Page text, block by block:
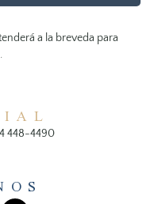
a la breveda para
448-4490